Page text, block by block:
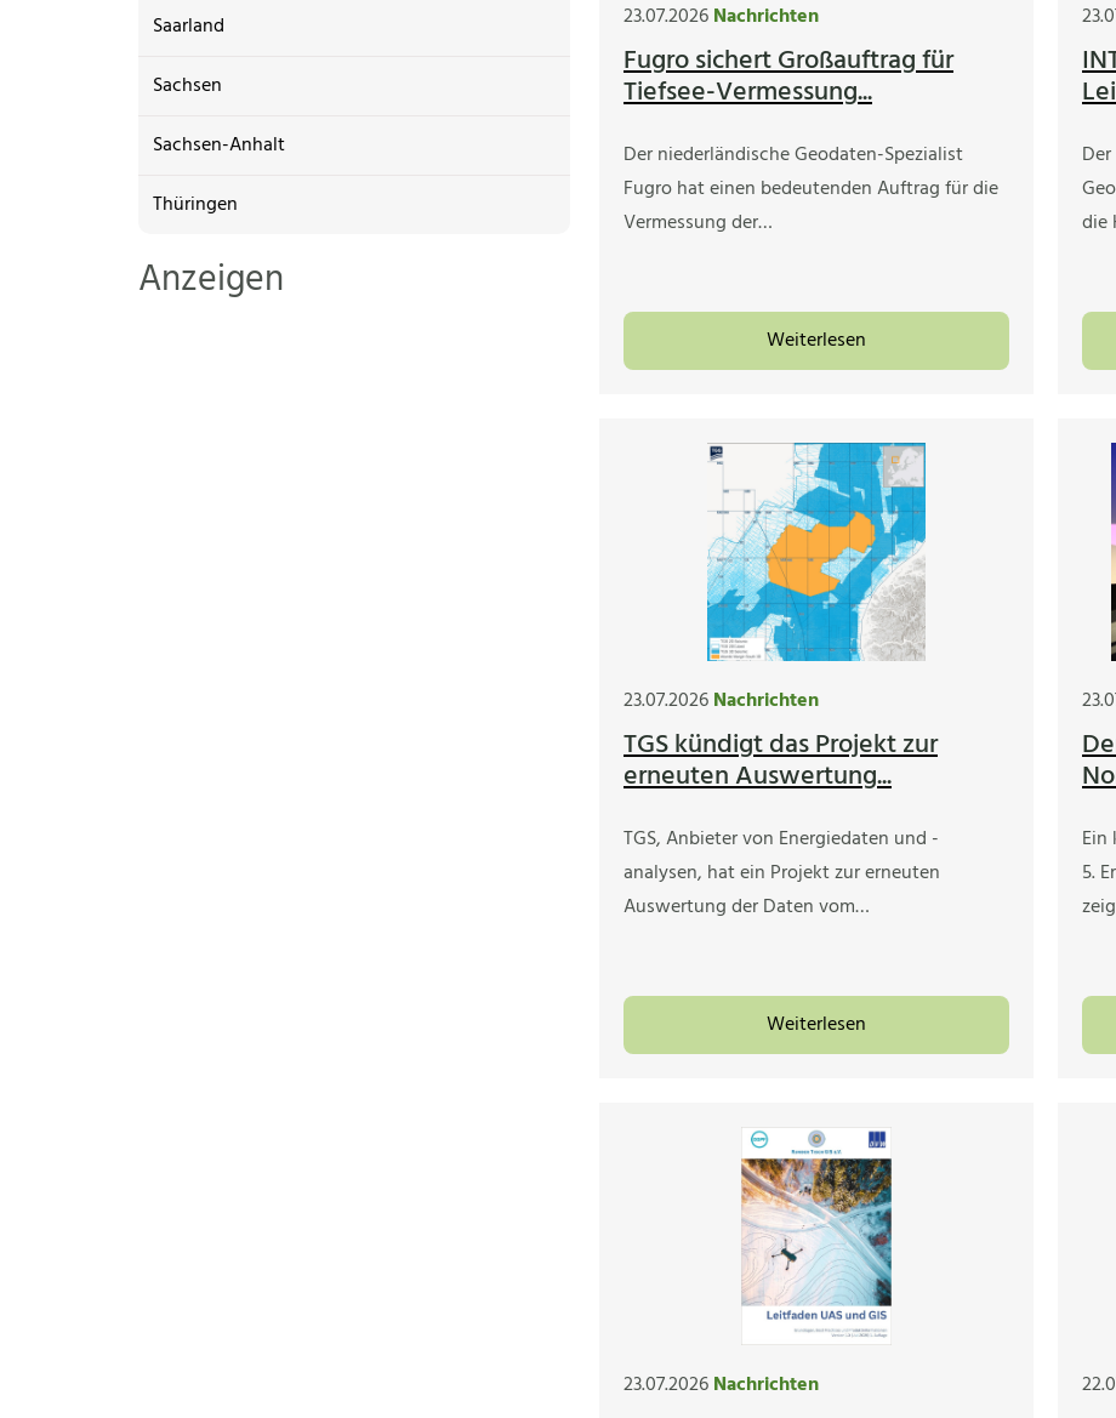
Saarland
Sachsen
Sachsen-Anhalt
Thüringen
Anzeigen
23.07.2026Nachrichten
Fugro sichert Großauftrag für
Tiefsee-Vermessung...
Der niederländische Geodaten-Spezialist
Fugro hat einen bedeutenden Auftrag für die
Vermessung der…
Weiterlesen
die
23.07.2026Nachrichten
TGS kündigt das Projekt zur
erneuten Auswertung...
TGS, Anbieter von Energiedaten und -
analysen, hat ein Projekt zur erneuten
Auswertung der Daten vom…
Weiterlesen
5.
23.07.2026Nachrichten